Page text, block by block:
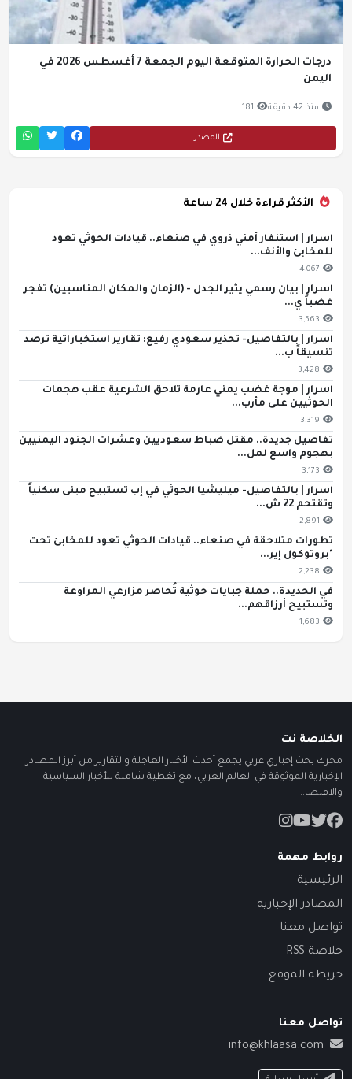
درجات الحرارة المتوقعة اليوم الجمعة 7 أغسطس 2026 في
اليمن
منذ 42 دقيقة 181
المصدر
الأكثر قراءة خلال 24 ساعة
اسرار | استنفار أمني ذروي في صنعاء.. قيادات الحوثي تعود
للمخابئ والأنف...
4,067
اسرار | بيان رسمي يثير الجدل - (الزمان والمكان المناسبين) تفجر
غضباً ي...
3,563
اسرار | بالتفاصيل- تحذير سعودي رفيع: تقارير استخباراتية ترصد
تنسيقاً ب...
3,428
اسرار | موجة غضب يمني عارمة تلاحق الشرعية عقب هجمات
الحوثيين على مأرب...
3,319
تفاصيل جديدة.. مقتل ضباط سعوديين وعشرات الجنود اليمنيين
بهجوم واسع لمل...
3,173
اسرار | بالتفاصيل- ميليشيا الحوثي في إب تستبيح مبنى سكنياً
وتقتحم 22 ش...
2,891
تطورات متلاحقة في صنعاء.. قيادات الحوثي تعود للمخابئ تحت
"بروتوكول إير...
2,238
في الحديدة.. حملة جبايات حوثية تُحاصر مزارعي المراوعة
وتستبيح أرزاقهم...
1,683
الخلاصة نت
محرك بحث إخباري عربي يجمع أحدث الأخبار العاجلة والتقارير من أبرز المصادر
الإخبارية الموثوقة في العالم العربي، مع تغطية شاملة للأخبار السياسية
والاقتصا...
روابط مهمة
الرئيسية
المصادر الإخبارية
تواصل معنا
خلاصة RSS
خريطة الموقع
تواصل معنا
info@khlaasa.com